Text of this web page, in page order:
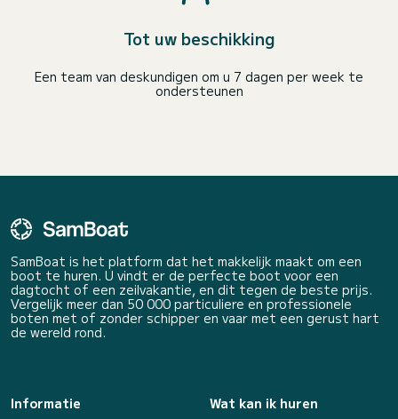
Tot uw beschikking
Een team van deskundigen om u 7 dagen per week te
ondersteunen
SamBoat is het platform dat het makkelijk maakt om een
boot te huren. U vindt er de perfecte boot voor een
dagtocht of een zeilvakantie, en dit tegen de beste prijs.
Vergelijk meer dan 50 000 particuliere en professionele
boten met of zonder schipper en vaar met een gerust hart
de wereld rond.
Informatie
Wat kan ik huren